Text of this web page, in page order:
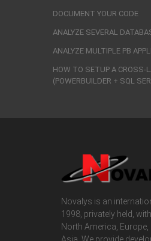
DOCUMENT YOUR CODE
ANALYZE SEVERAL
ANALYZE MULTIPLE PB
HOW TO SETUP A CROSS-
(POWERBUILDER + SQL
Novalys is an
1998, privately held,
North America,